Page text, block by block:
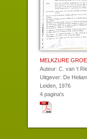
MELKZURE
Auteur: C. van 't
Uitgever: De
Leiden, 1976
4 pagina's